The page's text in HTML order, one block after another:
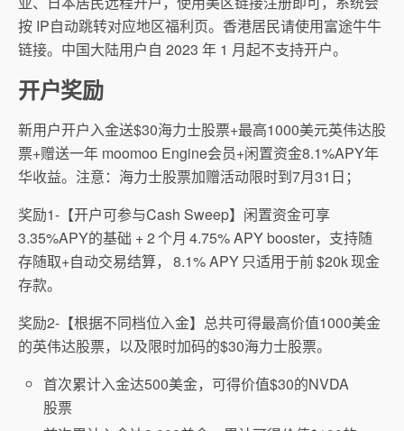
按 IP自动跳转对应地区福利页。香港居民请使用富途牛牛
链接。中国大陆用户自 2023 年 1 月起不支持开户。
开户奖励
新用户开户入金送$30海力士股票+最高1000美元英伟达股
票+赠送一年 moomoo Engine会员+闲置资金8.1%APY年
华收益。注意：海力士股票加赠活动限时到7月31日；
奖励1-【开户可参与Cash Sweep】闲置资金可享
3.35%APY的基础 + 2 个月 4.75% APY booster，支持随
存随取+自动交易结算， 8.1% APY 只适用于前 $20k 现金
存款。
奖励2-【根据不同档位入金】总共可得最高价值1000美金
的英伟达股票，以及限时加码的$30海力士股票。
首次累计入金达500美金，可得价值$30的NVDA
股票